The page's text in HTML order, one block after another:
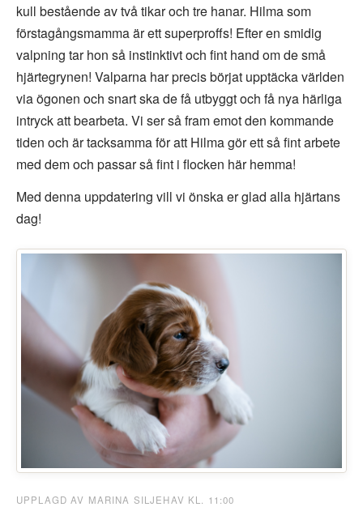
kull bestående av två tikar och tre hanar. Hilma som
förstagångsmamma är ett superproffs! Efter en smidig
valpning tar hon så instinktivt och fint hand om de små
hjärtegrynen! Valparna har precis börjat upptäcka världen
via ögonen och snart ska de få utbyggt och få nya härliga
intryck att bearbeta. Vi ser så fram emot den kommande
tiden och är tacksamma för att Hilma gör ett så fint arbete
med dem och passar så fint i flocken här hemma!
Med denna uppdatering vill vi önska er glad alla hjärtans
dag!
UPPLAGD AV MARINA SILJEHAV KL. 11:00